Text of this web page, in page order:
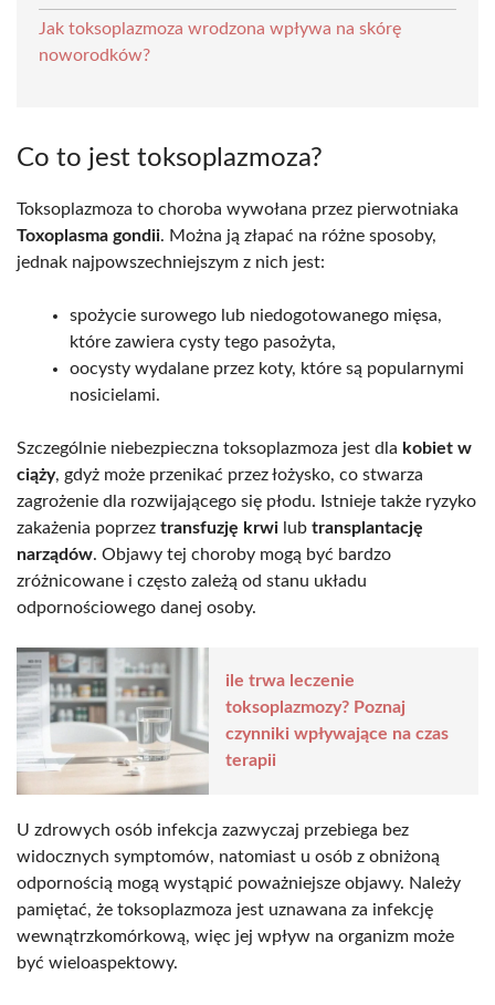
Jak toksoplazmoza wrodzona wpływa na skórę
noworodków?
Co to jest toksoplazmoza?
Toksoplazmoza to choroba wywołana przez pierwotniaka
Toxoplasma gondii. Można ją złapać na różne sposoby,
jednak najpowszechniejszym z nich jest:
spożycie surowego lub niedogotowanego mięsa,
które zawiera cysty tego pasożyta,
oocysty wydalane przez koty, które są popularnymi
nosicielami.
Szczególnie niebezpieczna toksoplazmoza jest dla kobiet w
ciąży, gdyż może przenikać przez łożysko, co stwarza
zagrożenie dla rozwijającego się płodu. Istnieje także ryzyko
zakażenia poprzez transfuzję krwi lub transplantację
narządów. Objawy tej choroby mogą być bardzo
zróżnicowane i często zależą od stanu układu
odpornościowego danej osoby.
ile trwa leczenie
toksoplazmozy? Poznaj
czynniki wpływające na czas
terapii
U zdrowych osób infekcja zazwyczaj przebiega bez
widocznych symptomów, natomiast u osób z obniżoną
odpornością mogą wystąpić poważniejsze objawy. Należy
pamiętać, że toksoplazmoza jest uznawana za infekcję
wewnątrzkomórkową, więc jej wpływ na organizm może
być wieloaspektowy.